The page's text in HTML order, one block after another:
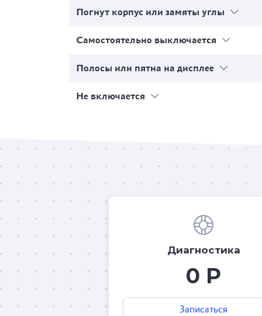
Погнут корпус или замяты углы
Самостоятельно выключается
Полосы или пятна на дисплее
Не включается
Диагностика
0 Р
Записаться